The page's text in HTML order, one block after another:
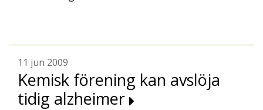
11 jun 2009
Kemisk förening kan avslöja
tidig alzheimer